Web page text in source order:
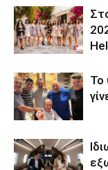
Το